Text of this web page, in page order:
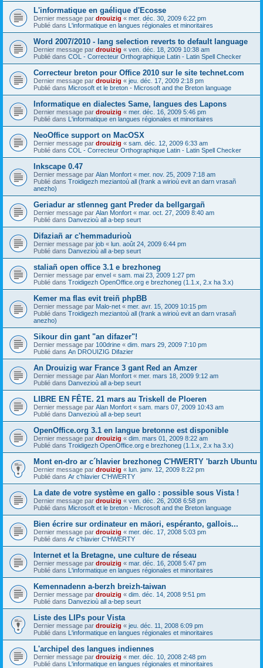
L'informatique en gaélique d'Ecosse
Dernier message par drouizig « mer. déc. 30, 2009 6:22 pm
Publié dans L'informatique en langues régionales et minoritaires
Word 2007/2010 - lang selection reverts to default language
Dernier message par drouizig « ven. déc. 18, 2009 10:38 am
Publié dans COL - Correcteur Orthographique Latin - Latin Spell Checker
Correcteur breton pour Office 2010 sur le site technet.com
Dernier message par drouizig « jeu. déc. 17, 2009 2:18 pm
Publié dans Microsoft et le breton - Microsoft and the Breton language
Informatique en dialectes Same, langues des Lapons
Dernier message par drouizig « mer. déc. 16, 2009 5:46 pm
Publié dans L'informatique en langues régionales et minoritaires
NeoOffice support on MacOSX
Dernier message par drouizig « sam. déc. 12, 2009 6:33 am
Publié dans COL - Correcteur Orthographique Latin - Latin Spell Checker
Inkscape 0.47
Dernier message par Alan Monfort « mer. nov. 25, 2009 7:18 am
Publié dans Troidigezh meziantoù all (frank a wirioù evit an darn vrasañ
anezho)
Geriadur ar stlenneg gant Preder da bellgargañ
Dernier message par Alan Monfort « mar. oct. 27, 2009 8:40 am
Publié dans Danvezioù all a-bep seurt
Difaziañ ar c'hemmadurioù
Dernier message par job « lun. août 24, 2009 6:44 pm
Publié dans Danvezioù all a-bep seurt
staliañ open office 3.1 e brezhoneg
Dernier message par envel « sam. mai 23, 2009 1:27 pm
Publié dans Troidigezh OpenOffice.org e brezhoneg (1.1.x, 2.x ha 3.x)
Kemer ma flas evit treiñ phpBB
Dernier message par Malo-net « mer. avr. 15, 2009 10:15 pm
Publié dans Troidigezh meziantoù all (frank a wirioù evit an darn vrasañ
anezho)
Sikour din gant "an difazer"!
Dernier message par 100drine « dim. mars 29, 2009 7:10 pm
Publié dans An DROUIZIG Difazier
An Drouizig war France 3 gant Red an Amzer
Dernier message par Alan Monfort « mer. mars 18, 2009 9:12 am
Publié dans Danvezioù all a-bep seurt
LIBRE EN FÊTE. 21 mars au Triskell de Ploeren
Dernier message par Alan Monfort « sam. mars 07, 2009 10:43 am
Publié dans Danvezioù all a-bep seurt
OpenOffice.org 3.1 en langue bretonne est disponible
Dernier message par drouizig « dim. mars 01, 2009 8:22 am
Publié dans Troidigezh OpenOffice.org e brezhoneg (1.1.x, 2.x ha 3.x)
Mont en-dro ar c´hlavier brezhoneg C'HWERTY 'barzh Ubuntu
Dernier message par drouizig « lun. janv. 12, 2009 8:22 pm
Publié dans Ar c'hlavier C'HWERTY
La date de votre système en gallo : possible sous Vista !
Dernier message par drouizig « ven. déc. 26, 2008 6:58 pm
Publié dans Microsoft et le breton - Microsoft and the Breton language
Bien écrire sur ordinateur en māori, espéranto, gallois...
Dernier message par drouizig « mer. déc. 17, 2008 5:03 pm
Publié dans Ar c'hlavier C'HWERTY
Internet et la Bretagne, une culture de réseau
Dernier message par drouizig « mar. déc. 16, 2008 5:47 pm
Publié dans L'informatique en langues régionales et minoritaires
Kemennadenn a-berzh breizh-taiwan
Dernier message par drouizig « dim. déc. 14, 2008 9:51 pm
Publié dans Danvezioù all a-bep seurt
Liste des LIPs pour Vista
Dernier message par drouizig « jeu. déc. 11, 2008 6:09 pm
Publié dans L'informatique en langues régionales et minoritaires
L'archipel des langues indiennes
Dernier message par drouizig « mer. déc. 10, 2008 2:48 pm
Publié dans L'informatique en langues régionales et minoritaires